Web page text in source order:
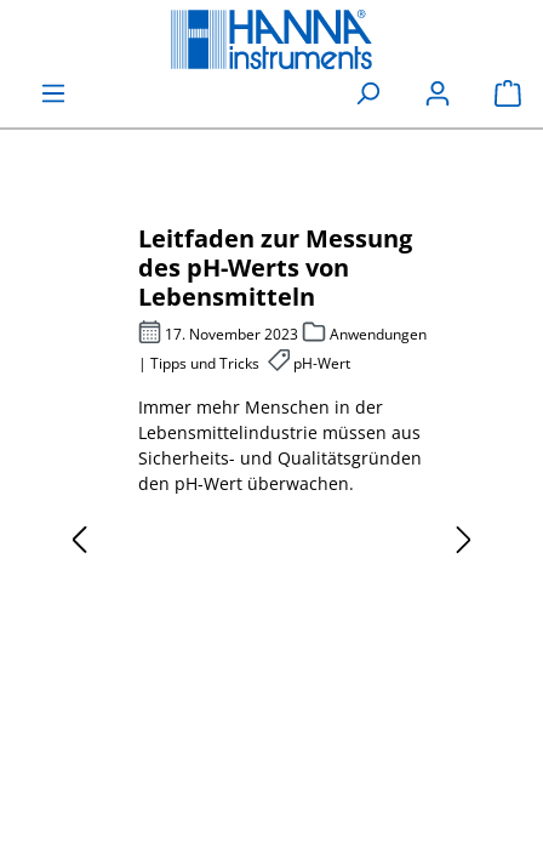
Leitfaden zur Messung
des pH-Werts von
Lebensmitteln
17. November 2023
Anwendungen
| Tipps und Tricks
pH-Wert
Immer mehr Menschen in der
Lebensmittelindustrie müssen aus
Sicherheits- und Qualitätsgründen
den pH-Wert überwachen.